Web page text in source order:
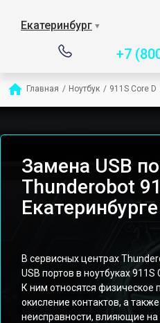
Екатеринбург ▼
+7
Главная / Ноутбук / 911S Core D
Замена USB
Thunderobot
Екатеринбурге
В сервисных центрах
USB портов в ноутбуках 911S
К ним относятся физическое
окисление контактов, а
неисправности, влияющие